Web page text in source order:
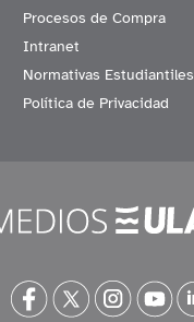
Procesos de Compra
Intranet
Normativas Estudiantiles
Política de Privacidad